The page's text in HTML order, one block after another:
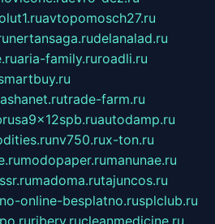
avtopomosch27.ru
nertansaga.rudelanalad.ru
aria-family.ruroadli.ru
ashanet.rutrade-farm.ru
autodamp.ru
nv750.rux-ton.ru
modopaper.rumanunae.ru
madoma.rutajuncos.ru
online-besplatno.rusplclub.ru
ribery.rucleanmedicine.ru